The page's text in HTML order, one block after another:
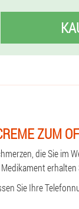
ZUM
die Sie im
Sie Ihre